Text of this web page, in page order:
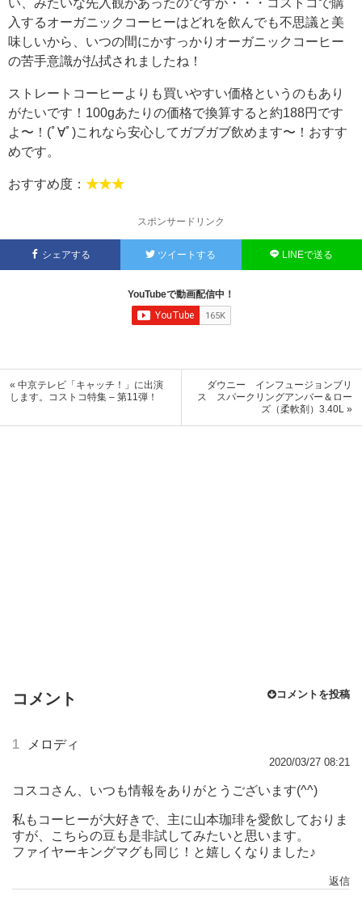
い、みたいな先入観があったのですが・・・コストコで購
入するオーガニックコーヒーはどれを飲んでも不思議と美
味しいから、いつの間にかすっかりオーガニックコーヒー
の苦手意識が払拭されましたね！
ストレートコーヒーよりも買いやすい価格というのもあり
がたいです！100gあたりの価格で換算すると約188円です
よ〜！(ﾟ∀ﾟ)これなら安心してガブガブ飲めます〜！おすす
めです。
おすすめ度： ★★★
スポンサードリンク
シェアする ツイートする LINEで送る
YouTubeで動画配信中！
« 中京テレビ「キャッチ！」に出演
します。コストコ特集 – 第11弾！
ダウニー インフュージョンブリ
ス スパークリングアンバー＆ロー
ズ（柔軟剤）3.40L »
コメント コメントを投稿
1 メロディ
2020/03/27 08:21
コスコさん、いつも情報をありがとうございます(^^)
私もコーヒーが大好きで、主に山本珈琲を愛飲しておりま
すが、こちらの豆も是非試してみたいと思います。
ファイヤーキングマグも同じ！と嬉しくなりました♪
返信